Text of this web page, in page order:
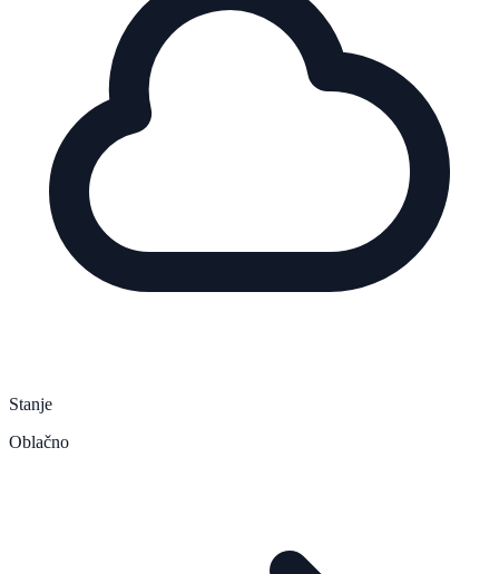
Stanje
Oblačno